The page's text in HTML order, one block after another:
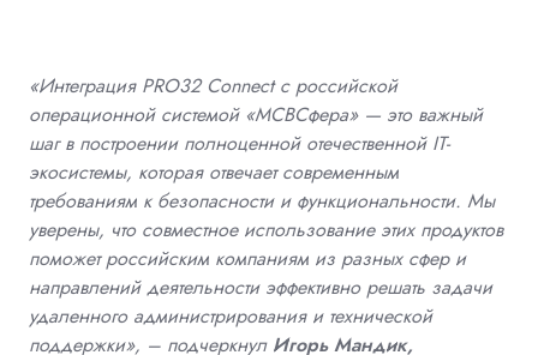
«Интеграция PRO32 Connect с российской
операционной системой «МСВСфера» — это важный
шаг в построении полноценной отечественной IT-
экосистемы, которая отвечает современным
требованиям к безопасности и функциональности. Мы
уверены, что совместное использование этих продуктов
поможет российским компаниям из разных сфер и
направлений деятельности эффективно решать задачи
удаленного администрирования и технической
поддержки», – подчеркнул Игорь Мандик,